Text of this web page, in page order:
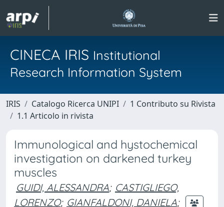
CINECA IRIS Institutional
Research Information System
IRIS Catalogo Ricerca UNIPI
1 Contributo su Rivista
1.1 Articolo in rivista
Immunological and hystochemical
investigation on darkened turkey
muscles
GUIDI, ALESSANDRA; CASTIGLIEGO,
LORENZO; GIANFALDONI, DANIELA;